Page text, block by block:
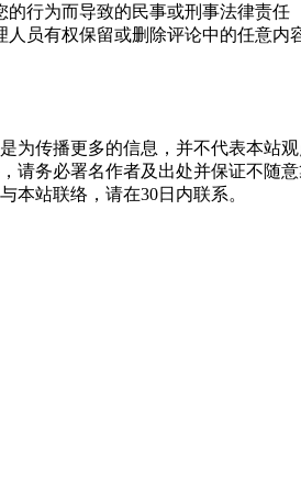
的行为而导致的民事或刑事法律责任
人员有权保留或删除评论中的任意内
为传播更多的信息，并不代表本站观
请务必署名作者及出处并保证不随
本站联络，请在30日内联系。